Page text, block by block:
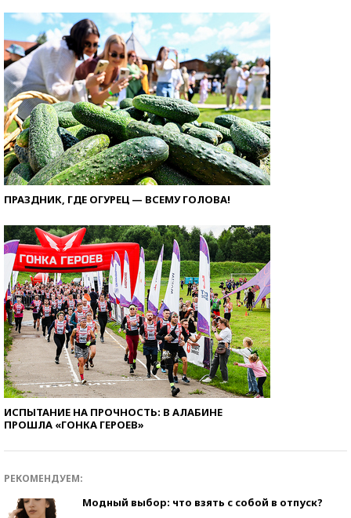
ПРАЗДНИК, ГДЕ ОГУРЕЦ — ВСЕМУ ГОЛОВА!
ИСПЫТАНИЕ НА ПРОЧНОСТЬ: В АЛАБИНЕ
ПРОШЛА «ГОНКА ГЕРОЕВ»
РЕКОМЕНДУЕМ:
Модный выбор: что взять с собой в отпуск?